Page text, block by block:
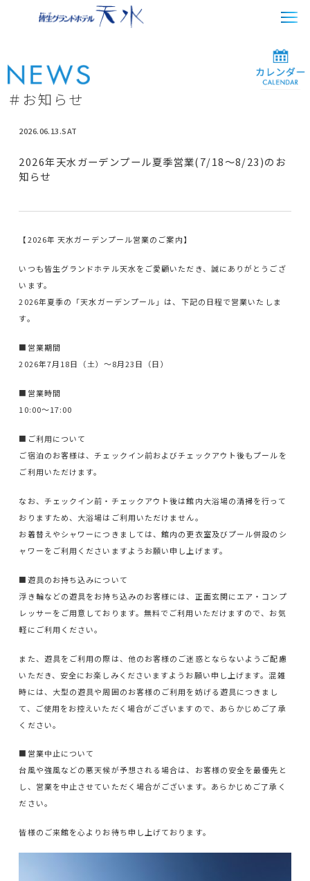
＃お知らせ
2026.06.13.SAT
2026年天水ガーデンプール夏季営業(7/18～8/23)のお
知らせ
【2026年 天水ガーデンプール営業のご案内】
いつも皆生グランドホテル天水をご愛顧いただき、誠にありがとうござ
います。
2026年夏季の「天水ガーデンプール」は、下記の日程で営業いたしま
す。
■営業期間
2026年7月18日（土）～8月23日（日）
■営業時間
10:00～17:00
■ご利用について
ご宿泊のお客様は、チェックイン前およびチェックアウト後もプールを
ご利用いただけます。
なお、チェックイン前・チェックアウト後は館内大浴場の清掃を行って
おりますため、大浴場はご利用いただけません。
お着替えやシャワーにつきましては、館内の更衣室及びプール併設のシ
ャワーをご利用くださいますようお願い申し上げます。
■遊具のお持ち込みについて
浮き輪などの遊具をお持ち込みのお客様には、正面玄関にエア・コンプ
レッサーをご用意しております。無料でご利用いただけますので、お気
軽にご利用ください。
また、遊具をご利用の際は、他のお客様のご迷惑とならないようご配慮
いただき、安全にお楽しみくださいますようお願い申し上げます。混雑
時には、大型の遊具や周囲のお客様のご利用を妨げる遊具につきまし
て、ご使用をお控えいただく場合がございますので、あらかじめご了承
ください。
■営業中止について
台風や強風などの悪天候が予想される場合は、お客様の安全を最優先と
し、営業を中止させていただく場合がございます。あらかじめご了承く
ださい。
皆様のご来館を心よりお待ち申し上げております。